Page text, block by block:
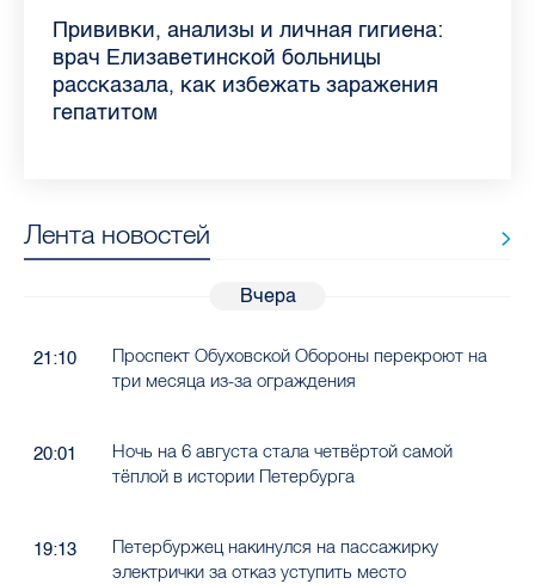
Piter.TV находится в ТОП-10 рейтинга
самых цитируемых СМИ Петербурга и
Ленобласти во II квартале 2026 года
Прививки, анализы и личная гигиена:
врач Елизаветинской больницы
рассказала, как избежать заражения
гепатитом
Как обезопасить ребенка летом: советы
педиатра для родителей
Проходные баллы в вузах СПб — 2026:
где самый высокий и самый низкий
конкурс
Врач назвала неожиданные причины
воспаления ахиллова сухожилия летом
Декрет без потери дохода: эксперт
рассказала о возможностях для
работающих родителей
Что такое рассеянный склероз: невролог
Елизаветинской больницы ответила на
главные вопросы о заболевании
Бамбл с вишней и лимонад с имбирем:
какие напитки можно приготовить дома
в жару
Лента новостей
Вчера
21:10
Проспект Обуховской Обороны перекроют на
три месяца из-за ограждения
20:01
Ночь на 6 августа стала четвёртой самой
тёплой в истории Петербурга
19:13
Петербуржец накинулся на пассажирку
электрички за отказ уступить место